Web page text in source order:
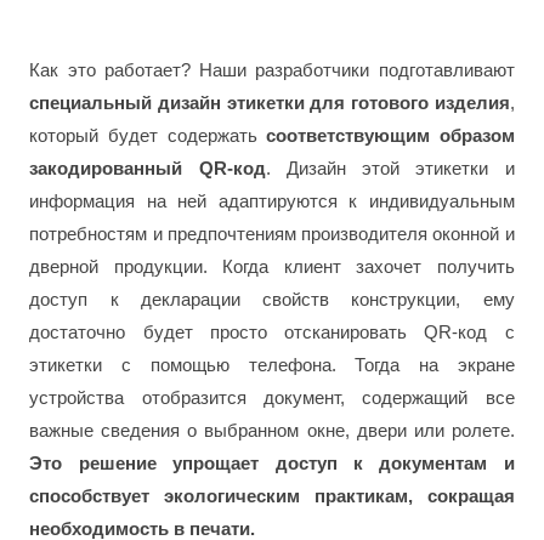
Как это работает? Наши разработчики подготавливают
специальный дизайн этикетки для готового изделия,
который будет содержатьсоответствующим образом
закодированный QR-код. Дизайн этой этикетки и
информация на ней адаптируются к индивидуальным
потребностям и предпочтениям производителя оконной и
дверной продукции. Когда клиент захочет получить
доступ к декларации свойств конструкции, ему
достаточно будет просто отсканировать QR-код с
этикетки с помощью телефона. Тогда на экране
устройства отобразится документ, содержащий все
важные сведения о выбранном окне, двери или ролете.
Это решение упрощает доступ к документам и
способствует экологическим практикам, сокращая
необходимость в печати.